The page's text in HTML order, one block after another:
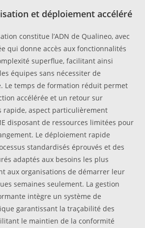
et déploiement accéléré
constitue l’ADN de Qualineo, avec
qui donne accès aux fonctionnalités
superflue, facilitant ainsi
équipes sans nécessiter de
Le temps de formation réduit permet
accélérée et un retour sur
rapide, aspect particulièrement
disposant de ressources limitées pour
Le déploiement rapide
standardisés éprouvés et des
adaptés aux besoins les plus
aux organisations de démarrer leur
semaines seulement. La gestion
intègre un système de
garantissant la traçabilité des
le maintien de la conformité